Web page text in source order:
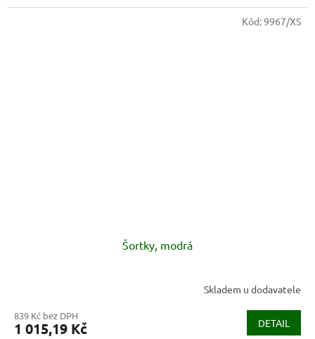
Šortky, modrá
Skladem u dodavatele
839 Kč bez DPH
1 015,19 Kč DETAIL
Kód:9967/XS